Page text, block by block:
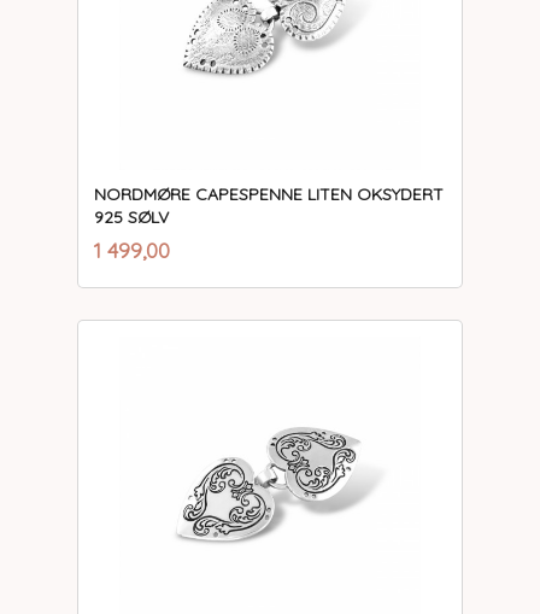
NORDMØRE CAPESPENNE LITEN OKSYDERT
925 SØLV
Pris
1 499,00mva.